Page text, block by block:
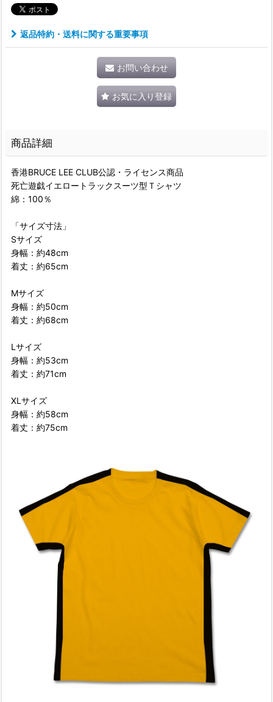
返品特約・送料に関する重要事項
お問い合わせ
お気に入り登録
商品詳細
香港BRUCE LEE CLUB公認・ライセンス商品
死亡遊戯イエロートラックスーツ型Ｔシャツ
綿：100％
「サイズ寸法」
Sサイズ
身幅：約48cm
着丈：約65cm
Mサイズ
身幅：約50cm
着丈：約68cm
Lサイズ
身幅：約53cm
着丈：約71cm
XLサイズ
身幅：約58cm
着丈：約75cm